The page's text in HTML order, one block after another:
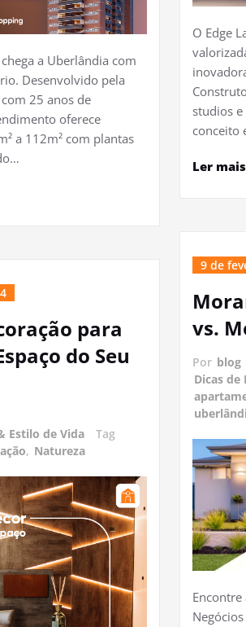
a Uberlândia com
Desenvolvido pela
25 anos de
oferece
a 112m² com plantas
para
do Seu
Estilo de Vida
Tag
, Natureza
O Edge
studios
conceito
Ler mais
9 de
vs.
Por blog
Dicas de
Encontre